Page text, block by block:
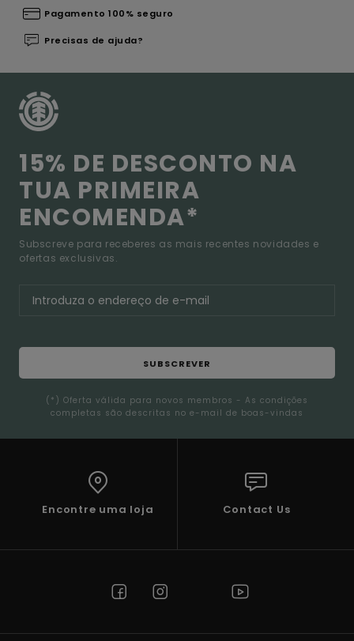
Pagamento 100% seguro
Precisas de ajuda?
15% DE DESCONTO NA
TUA PRIMEIRA
ENCOMENDA*
Subscreve para receberes as mais recentes novidades e
ofertas exclusivas.
SUBSCREVER
(*) Oferta válida para novos membros - As condições
completas são descritas no e-mail de boas-vindas
Encontre uma loja Contact Us